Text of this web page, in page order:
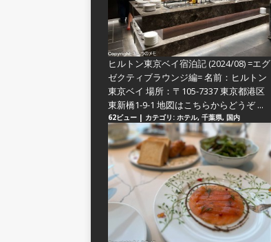
ヒルトン東京ベイ宿泊記 (2024/08) =エグ
ゼクティブラウンジ編=名前：ヒルトン
東京ベイ 場所：〒105-7337 東京都港区
東新橋1-9-1 地図はこちらからどうぞ ...
62ビュー | カテゴリ: ホテル, 千葉県, 国内